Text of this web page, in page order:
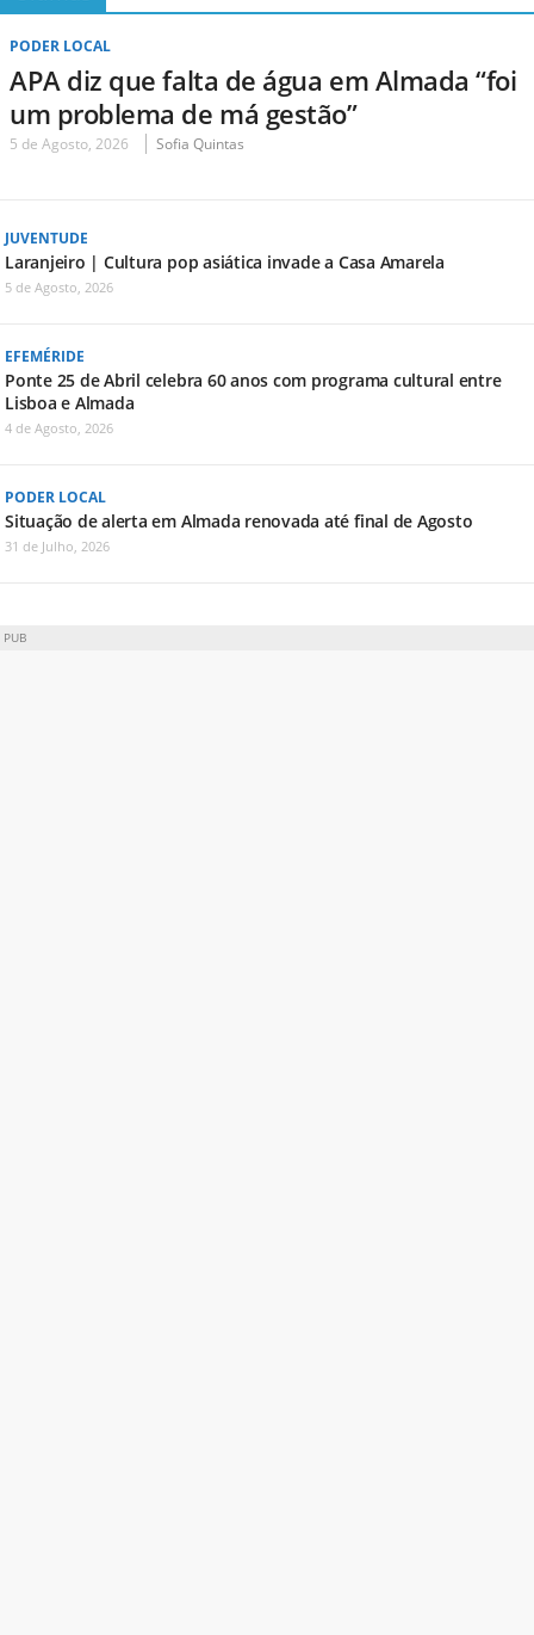
PODER LOCAL
APA diz que falta de água em Almada “foi
um problema de má gestão”
5 de Agosto, 2026 Sofia Quintas
JUVENTUDE
Laranjeiro | Cultura pop asiática invade a Casa Amarela
5 de Agosto, 2026
EFEMÉRIDE
Ponte 25 de Abril celebra 60 anos com programa cultural entre
Lisboa e Almada
4 de Agosto, 2026
PODER LOCAL
Situação de alerta em Almada renovada até final de Agosto
31 de Julho, 2026
PUB